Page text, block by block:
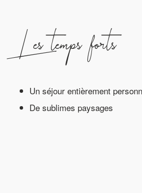
Les temps forts
Un séjour entièrement
De sublimes paysages